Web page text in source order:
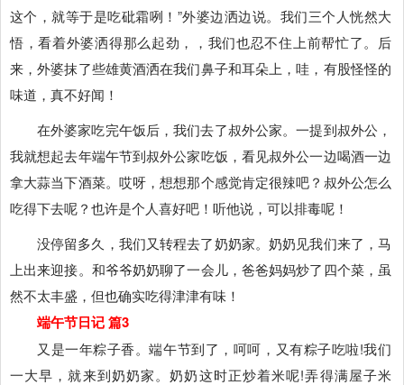
这个，就等于是吃砒霜咧！”外婆边洒边说。我们三个人恍然大
悟，看着外婆洒得那么起劲，，我们也忍不住上前帮忙了。后
来，外婆抹了些雄黄酒洒在我们鼻子和耳朵上，哇，有股怪怪的
味道，真不好闻！
在外婆家吃完午饭后，我们去了叔外公家。一提到叔外公，
我就想起去年端午节到叔外公家吃饭，看见叔外公一边喝酒一边
拿大蒜当下酒菜。哎呀，想想那个感觉肯定很辣吧？叔外公怎么
吃得下去呢？也许是个人喜好吧！听他说，可以排毒呢！
没停留多久，我们又转程去了奶奶家。奶奶见我们来了，马
上出来迎接。和爷爷奶奶聊了一会儿，爸爸妈妈炒了四个菜，虽
然不太丰盛，但也确实吃得津津有味！
端午节日记 篇3
又是一年粽子香。端午节到了，呵呵，又有粽子吃啦!我们
一大早，就来到奶奶家。奶奶这时正炒着米呢!弄得满屋子米